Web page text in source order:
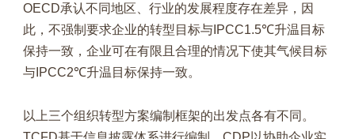
OECD承认不同地区、行业的发展程度存在差异，因
此，不强制要求企业的转型目标与IPCC1.5℃升温目标
保持一致，企业可在有限且合理的情况下使其气候目标
与IPCC2℃升温目标保持一致。
以上三个组织转型方案编制框架的出发点各有不同。